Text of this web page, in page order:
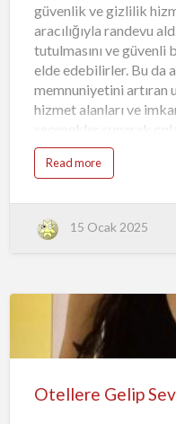
güvenlik ve gizlilik
aracılığıyla randevu
tutulmasını ve güvenli
elde edebilirler. Bu da
memnuniyetini artıran
hizmet alanları ve
seçenekler sunarak
amaçlamaktadır. Bu
müşterilere güvenli,
iletişime geçmek
numaraları veya e-
üzerinden de iletişim
Facebook, Instagram
platformlardan
Read more
15 Ocak 2025